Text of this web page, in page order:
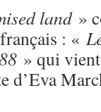
land»
: «
» qui
d’Eva